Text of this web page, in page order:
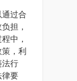
过合
担，
中，
，利
法行
律要